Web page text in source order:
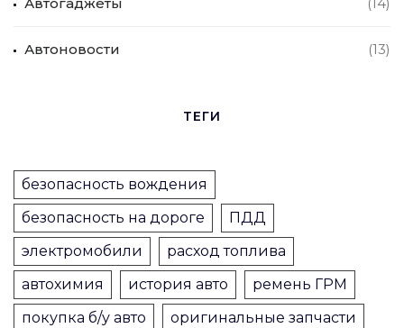
Автоновости (13)
ТЕГИ
безопасность вождения
безопасность на дороге
ПДД
электромобили
расход топлива
автохимия
история авто
ремень ГРМ
покупка б/у авто
оригинальные запчасти